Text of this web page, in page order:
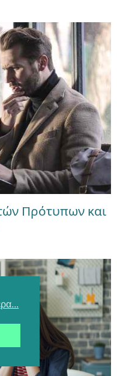
Πρότυπων και